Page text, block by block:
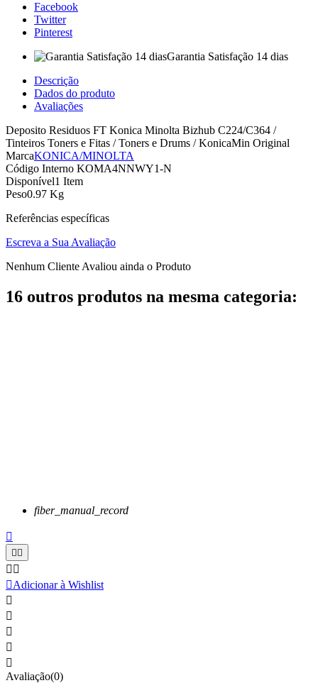
Facebook
Twitter
Pinterest
Garantia Satisfação 14 dias
Descrição
Dados do produto
Avaliações
Deposito Residuos FT Konica Minolta Bizhub C224/C364 /
Tinteiros Toners e Fitas / Toners e Drums / KonicaMin Original
MarcaKONICA/MINOLTA
Código Interno KOMA4NNWY1-N
Disponível1 Item
Peso0.97 Kg
Referências específicas
Escreva a Sua Avaliação
Nenhum Cliente Avaliou ainda o Produto
16 outros produtos na mesma categoria:
fiber_manual_record

 
 
Adicionar à Wishlist





Avaliação(0)